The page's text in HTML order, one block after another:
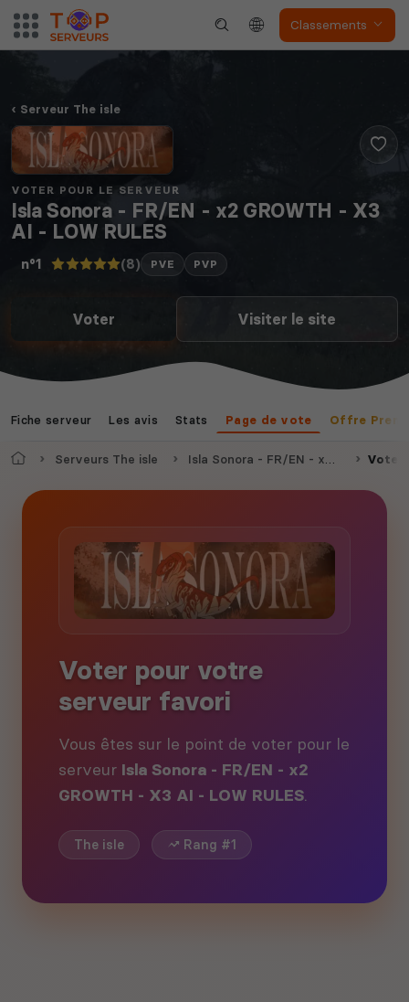
Classements
Serveur The isle
VOTER POUR LE SERVEUR
Isla Sonora - FR/EN - x2 GROWTH - X3
AI - LOW RULES
n°1 (8) PVE PVP
Voter Visiter le site
Fiche serveur Les avis Stats Page de vote Offre
AccueilServeurs The isle Isla Sonora - FR/EN - x2 GROWTH - X3 AI - LOW RULES Voter
Voter pour votre
serveur favori
Vous êtes sur le point de voter pour le
serveur Isla Sonora - FR/EN - x2
GROWTH - X3 AI - LOW RULES.
The isle Rang #1